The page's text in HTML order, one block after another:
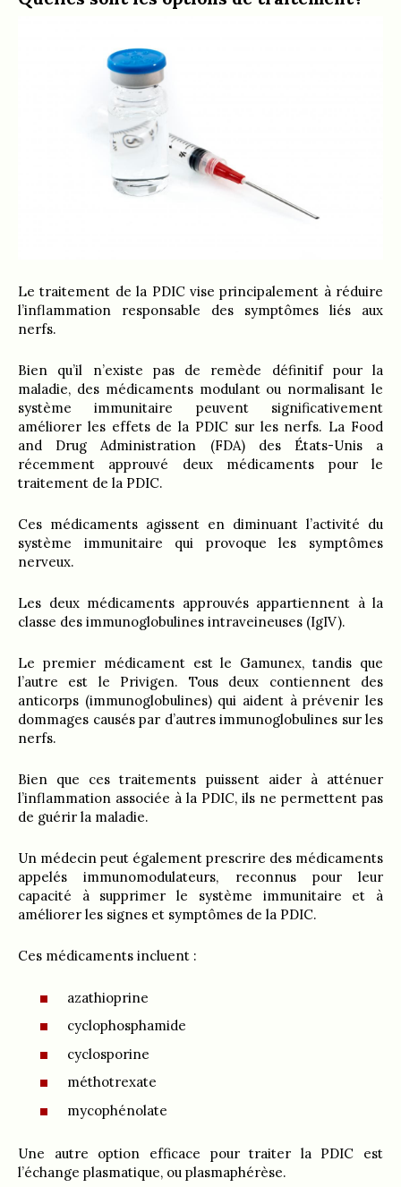
Le traitement de la PDIC vise principalement à réduire
l’inflammation responsable des symptômes liés aux
nerfs.
Bien qu’il n’existe pas de remède définitif pour la
maladie, des médicaments modulant ou normalisant le
système immunitaire peuvent significativement
améliorer les effets de la PDIC sur les nerfs. La Food
and Drug Administration (FDA) des États-Unis a
récemment approuvé deux médicaments pour le
traitement de la PDIC.
Ces médicaments agissent en diminuant l’activité du
système immunitaire qui provoque les symptômes
nerveux.
Les deux médicaments approuvés appartiennent à la
classe des immunoglobulines intraveineuses (IgIV).
Le premier médicament est le Gamunex, tandis que
l’autre est le Privigen. Tous deux contiennent des
anticorps (immunoglobulines) qui aident à prévenir les
dommages causés par d’autres immunoglobulines sur les
nerfs.
Bien que ces traitements puissent aider à atténuer
l’inflammation associée à la PDIC, ils ne permettent pas
de guérir la maladie.
Un médecin peut également prescrire des médicaments
appelés immunomodulateurs, reconnus pour leur
capacité à supprimer le système immunitaire et à
améliorer les signes et symptômes de la PDIC.
Ces médicaments incluent :
azathioprine
cyclophosphamide
cyclosporine
méthotrexate
mycophénolate
Une autre option efficace pour traiter la PDIC est
l’échange plasmatique, ou plasmaphérèse.